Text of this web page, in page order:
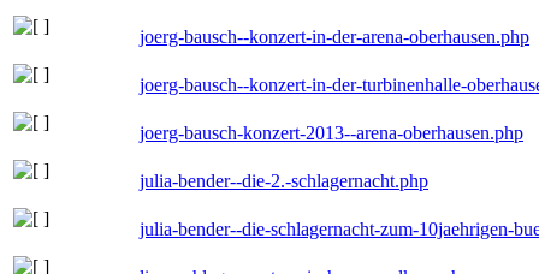
joerg-bausch--konzert-in-der-arena-oberhausen.php
joerg-bausch--konzert-in-der-turbinenhalle-
joerg-bausch-konzert-2013--arena-oberhausen.php
julia-bender--die-2.-schlagernacht.php
julia-bender--die-schlagernacht-zum-10jaehrigen-